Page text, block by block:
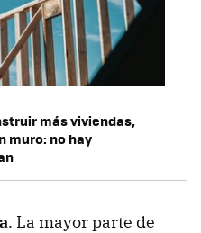
más viviendas,
muro: no hay
. La mayor parte de